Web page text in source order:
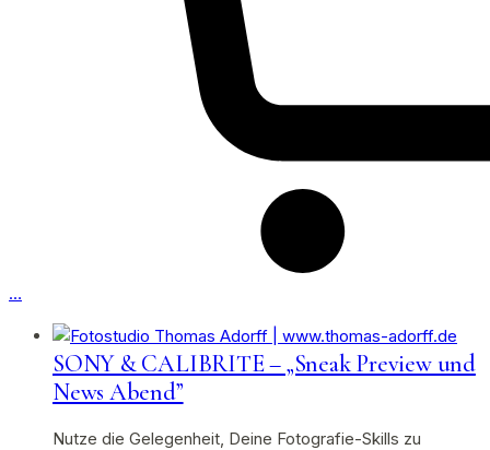
…
SONY & CALIBRITE – „Sneak Preview und
News Abend”
Nutze die Gelegenheit, Deine Fotografie-Skills zu